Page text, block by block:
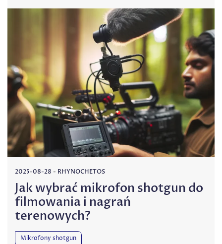
2025-08-28 - RHYNOCHETOS
Jak wybrać mikrofon shotgun do
filmowania i nagrań
terenowych?
Mikrofony shotgun